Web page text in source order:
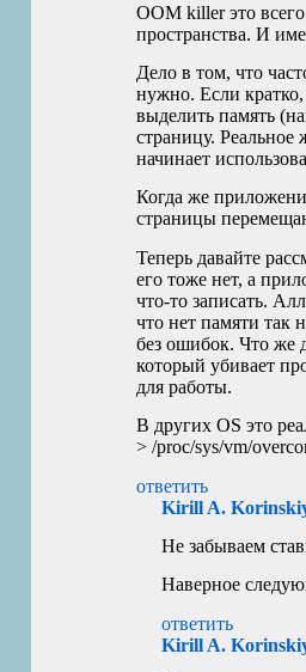
OOM killer это
пространства. И
Дело в том, что
нужно. Если кратко,
выделить память
страницу. Реальное
начинает
Когда же
страницы
Теперь давайте
его тоже нет, а
что-то записать.
что нет памяти так
без ошибок. Что же
который убивает
для работы.
В другихOS это
> /proc/sys/vm/
ответить
Kirill A.
Не забываем
Наверное
ответить
Kirill A.